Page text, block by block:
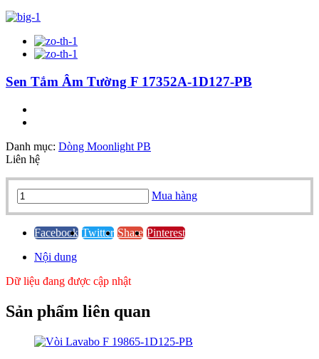
Sen Tắm Âm Tường F 17352A-1D127-PB
Danh mục: Dòng Moonlight PB
Liên hệ
Sen
Tắm
Tường
17352A-
PB
Mua hàng
Facebook Twitter Share Pinterest
Nội dung
Dữ liệu đang được cập nhật
Sản phẩm liên quan